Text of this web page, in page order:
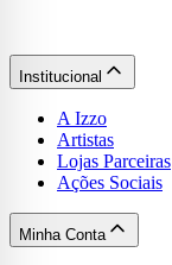
Institucional
A Izzo
Artistas
Lojas Parceiras
Ações Sociais
Minha Conta